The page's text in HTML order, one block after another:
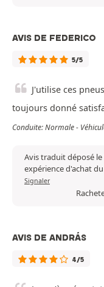
AVIS DE FEDERICO
5/5
J'utilise ces
toujours donné
Conduite: Normale -
Avis traduit déposé
expérience d'achat
Signaler
AVIS DE ANDRÁS
4/5